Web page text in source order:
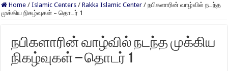
Home / Islamic Centers / Rakka Islamic Center / நபிகளாரின் வாழ்வில் நடந்த
முக்கிய நிகழ்வுகள் – தொடர் 1
நபிகளாரின் வாழ்வில் நடந்த முக்கிய
நிகழ்வுகள் – தொடர் 1